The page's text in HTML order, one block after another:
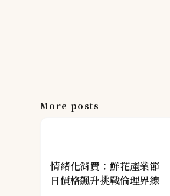
More posts
情緒化消費：鮮花產業節
日價格飆升挑戰倫理界線